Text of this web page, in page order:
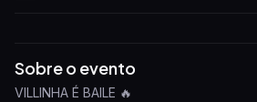
Sobre o evento
VILLINHA É BAILE 🔥